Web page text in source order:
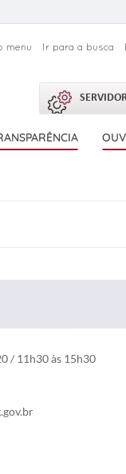
menu Ir para a busca
/ 11h30 às 15h30